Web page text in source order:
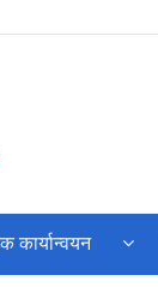
कार्यान्वयन